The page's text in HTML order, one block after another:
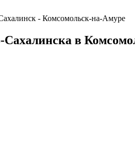
- Комсомольск-на-Амуре
в